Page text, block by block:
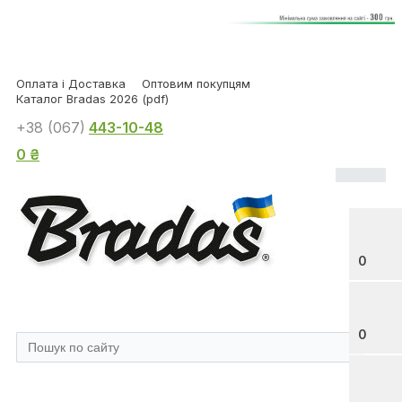
Оплата і Доставка
Оптовим покупцям
Каталог Bradas 2026 (pdf)
0
0
+38 (067) 443-10-48
0 ₴